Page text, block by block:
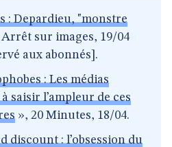
: Depardieu, "monstre
Arrêt sur images, 19/04
aux abonnés].
: Les médias
saisir l’ampleur de ces
», 20 Minutes, 18/04.
discount : l’obsession du